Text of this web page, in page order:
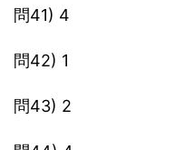
問41) 4
問42) 1
問43) 2